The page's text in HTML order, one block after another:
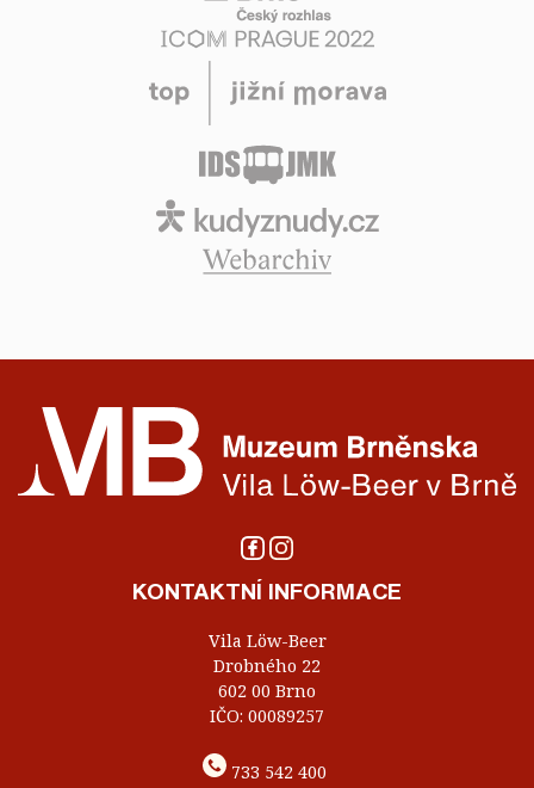
KONTAKTNÍ INFORMACE
Vila Löw-Beer
Drobného 22
602 00 Brno
IČO: 00089257
733 542 400